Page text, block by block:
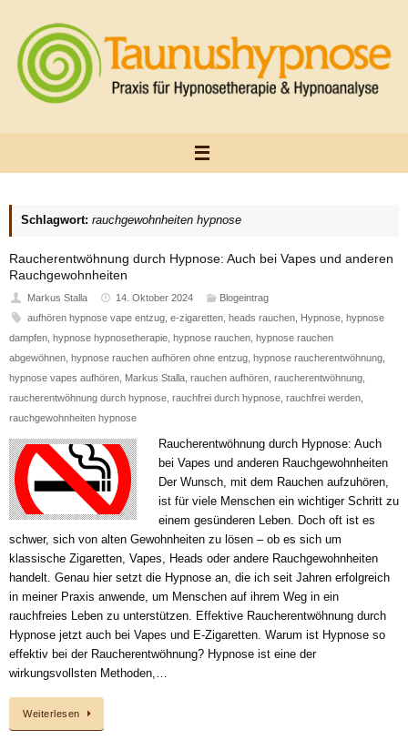
springen
Schlagwort: rauchgewohnheiten hypnose
Raucherentwöhnung durch Hypnose: Auch bei Vapes und anderen
Rauchgewohnheiten
Markus Stalla 14. Oktober 2024
Blogeintrag
aufhören hypnose vape entzug, e-zigaretten, heads rauchen, Hypnose, hypnose
dampfen hypnose hypnosetherapie hypnose rauchen hypnose rauchen
abgewöhnen hypnose rauchen aufhören ohne entzug hypnose raucherentwöhnung
hypnose vapes aufhören Markus Stalla rauchen aufhören raucherentwöhnung
raucherentwöhnung durch hypnose rauchfrei durch hypnose rauchfrei werden
rauchgewohnheiten hypnose
Raucherentwöhnung durch Hypnose: Auch
bei Vapes und anderen Rauchgewohnheiten
Der Wunsch, mit dem Rauchen aufzuhören,
ist für viele Menschen ein wichtiger Schritt zu
einem gesünderen Leben. Doch oft ist es
schwer, sich von alten Gewohnheiten zu lösen – ob es sich um
klassische Zigaretten, Vapes, Heads oder andere Rauchgewohnheiten
handelt. Genau hier setzt die Hypnose an, die ich seit Jahren erfolgreich
in meiner Praxis anwende, um Menschen auf ihrem Weg in ein
rauchfreies Leben zu unterstützen. Effektive Raucherentwöhnung durch
Hypnose jetzt auch bei Vapes und E-Zigaretten. Warum ist Hypnose so
effektiv bei der Raucherentwöhnung? Hypnose ist eine der
wirkungsvollsten Methoden,…
Weiterlesen